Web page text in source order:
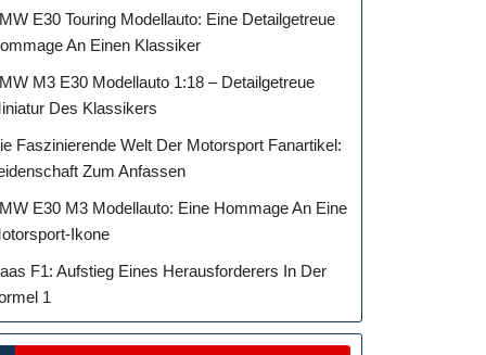
E30 Touring Modellauto: Eine Detailgetreue
An Einen Klassiker
M3 E30 Modellauto 1:18 – Detailgetreue
Des Klassikers
Faszinierende Welt Der Motorsport Fanartikel:
Zum Anfassen
E30 M3 Modellauto: Eine Hommage An Eine
Ikone
F1: Aufstieg Eines Herausforderers In Der
1